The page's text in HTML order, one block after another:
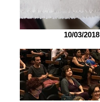
10/03/2018